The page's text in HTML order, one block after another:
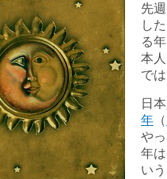
先
し
る
本
で
日
年 （
や
年
い